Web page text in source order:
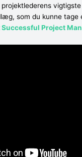
som du kunne tage
Successful Project